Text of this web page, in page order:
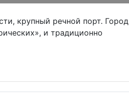
крупный речной порт. Город
и традиционно